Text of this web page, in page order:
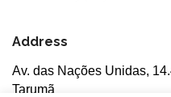
Address
Av. das Nações Unidas,
Tarumã